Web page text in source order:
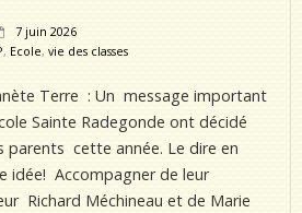
7 juin 2026
, Ecole, vie des classes
Terre : Un message important
Sainte Radegonde ont décidé
parents cette année. Le dire en
idée! Accompagner de leur
Richard Méchineau et de Marie